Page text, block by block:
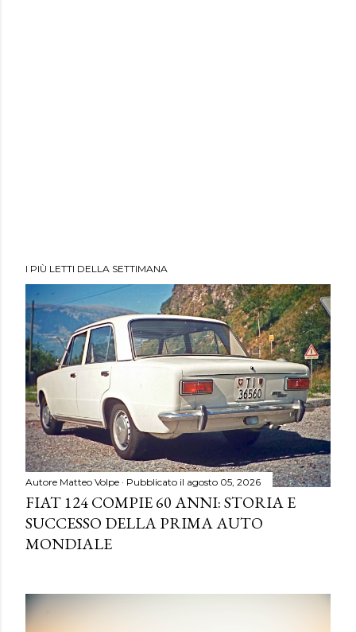
I PIÙ LETTI DELLA SETTIMANA
Autore Matteo Volpe Pubblicato il agosto 05, 2026
FIAT 124 COMPIE 60 ANNI: STORIA E
SUCCESSO DELLA PRIMA AUTO
MONDIALE